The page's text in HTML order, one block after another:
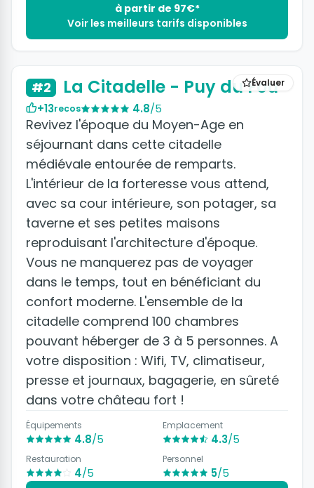
à partir de 97€*
Voir les meilleurs tarifs disponibles
Évaluer
#2 La Citadelle - Puy du Fou
+13recos 4.8/5
Revivez l'époque du Moyen-Age en
séjournant dans cette citadelle
médiévale entourée de remparts.
L'intérieur de la forteresse vous attend,
avec sa cour intérieure, son potager, sa
taverne et ses petites maisons
reproduisant l'architecture d'époque.
Vous ne manquerez pas de voyager
dans le temps, tout en bénéficiant du
confort moderne. L'ensemble de la
citadelle comprend 100 chambres
pouvant héberger de 3 à 5 personnes. A
votre disposition : Wifi, TV, climatiseur,
presse et journaux, bagagerie, en sûreté
dans votre château fort !
Équipements
4.8/5
Emplacement
4.3/5
Restauration
4/5
Personnel
5/5